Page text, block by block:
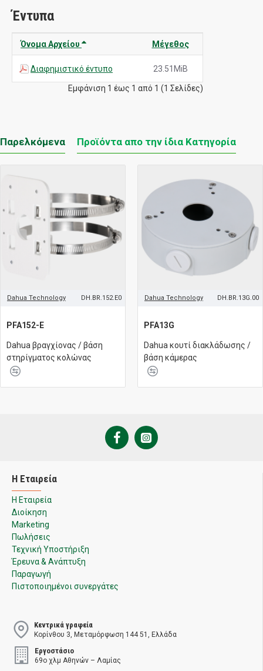
Έντυπα
Όνομα Αρχείου Μέγεθος
Διαφημιστικό έντυπο 23.51MiB
Εμφάνιση 1 έως 1 από 1 (1 Σελίδες)
Παρελκόμενα Προϊόντα απο την ίδια Κατηγορία
Dahua Technology DH.BR.152.E0
PFA152-E
Dahua βραγχίονας / βάση
στηρίγματος κολώνας
Dahua Technology DH.BR.13G.00
PFA13G
Dahua κουτί διακλάδωσης /
βάση κάμερας
Η Εταιρεία
Η Εταιρεία
Διοίκηση
Marketing
Πωλήσεις
Τεχνική Υποστήριξη
Έρευνα & Ανάπτυξη
Παραγωγή
Πιστοποιημένοι συνεργάτες
Κεντρικά γραφεία
Κορίνθου 3, Μεταμόρφωση 144 51, Ελλάδα
Εργοστάσιο
69ο χλμ Αθηνών – Λαμίας